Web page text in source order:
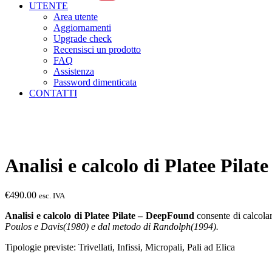
UTENTE
Area utente
Aggiornamenti
Upgrade check
Recensisci un prodotto
FAQ
Assistenza
Password dimenticata
CONTATTI
Analisi e calcolo di Platee
€490.00 esc. IVA
Analisi e calcolo di Platee Pilate – DeepFoundconsente di
Poulos e Davis(1980) e dal metodo di Randolph(1994).
Tipologie previste: Trivellati, Infissi, Micropali, Pali ad Elica